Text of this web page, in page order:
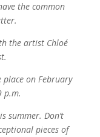
the common
the artist Chloé
on February
p.m.
summer. Don’t
pieces of